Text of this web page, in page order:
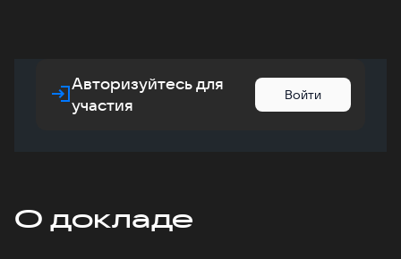
Авторизуйтесь для
участия
Войти
О докладе